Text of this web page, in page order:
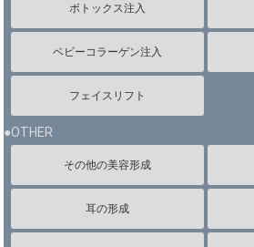
ボトックス注入
ベビーコラーゲン注入
フェイスリフト
●OTHER
その他の美容形成
耳の形成